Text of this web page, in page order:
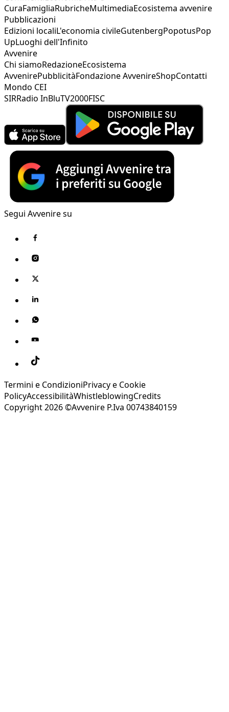
CuraFamigliaRubricheMultimediaEcosistema avvenire
Pubblicazioni
Edizioni localiL'economia civileGutenbergPopotusPop
UpLuoghi dell'Infinito
Avvenire
Chi siamoRedazioneEcosistema
AvvenirePubblicitàFondazione AvvenireShopContatti
Mondo CEI
SIRRadio InBluTV2000FISC
Segui Avvenire su
Termini e CondizioniPrivacy e Cookie
PolicyAccessibilitàWhistleblowingCredits
Copyright 2026 ©Avvenire P.Iva 00743840159